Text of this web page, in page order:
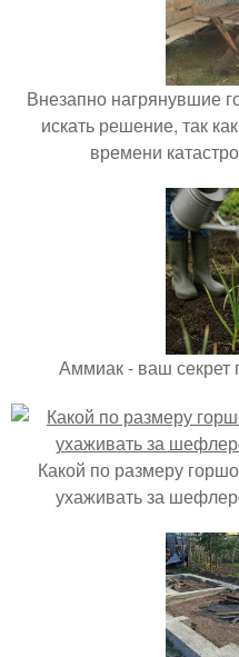
Внезапно нагрянувшие
искать решение, так
времени
Аммиак - ваш секрет
Какой по размеру
ухаживать за